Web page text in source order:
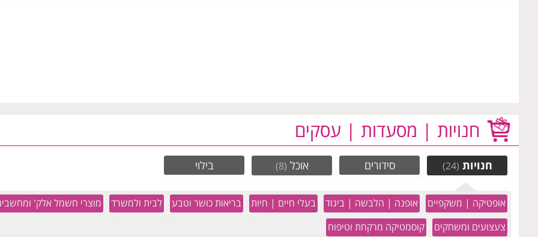
חנויות | מסעדות | עסקים
חנויות (24) סידורים אוכל (8) בילוי
אופטיקה | משקפיים אופנה | הלבשה | ביגוד בעלי חיים | חיות בריאות כושר וטבע לבית ולמשרד מוצרי חשמל אלק'
צעצועים ומשחקים
קוסמטיקה מרקחת וטיפוח